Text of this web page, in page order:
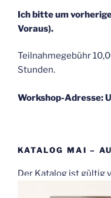
Ich bitte um
Voraus).
Teilnahmegebühr
Stunden.
Workshop-Adresse:
KATALOG MAI –
Der Katalog ist gültig